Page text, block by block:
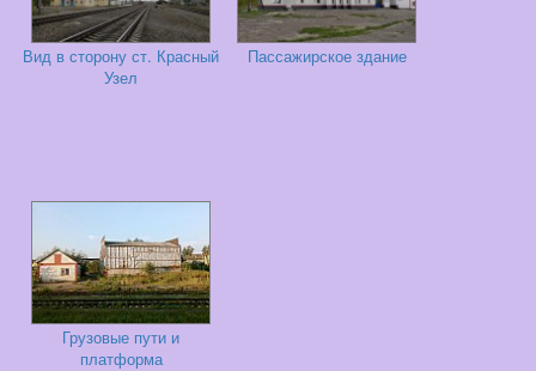
Вид в сторону ст. Красный
Узел
Пассажирское здание
Грузовые пути и
платформа